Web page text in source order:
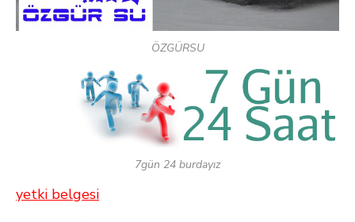
ÖZGÜRSU
7gün 24 burdayız
yetki belgesi